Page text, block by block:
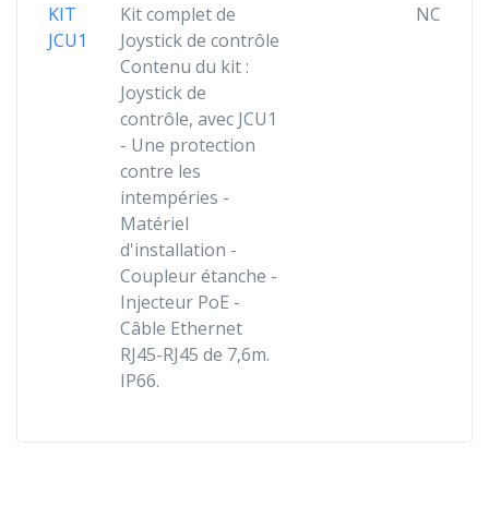
KIT
JCU1
Kit complet de
Joystick de contrôle
Contenu du kit :
Joystick de
contrôle, avec JCU1
- Une protection
contre les
intempéries -
Matériel
d'installation -
Coupleur étanche -
Injecteur PoE -
Câble Ethernet
RJ45-RJ45 de 7,6m.
IP66.
NC